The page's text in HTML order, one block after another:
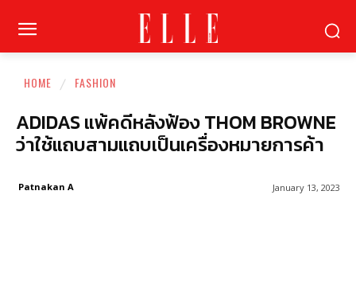
HOME FASHION
ADIDAS แพ้คดีหลังฟ้อง THOM BROWNE
ว่าใช้แถบสามแถบเป็นเครื่องหมายการค้า
January 13, 2023
Patnakan A